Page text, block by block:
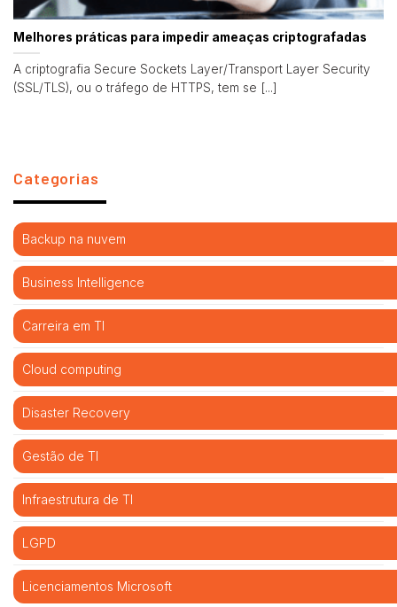
Melhores práticas para impedir ameaças criptografadas
A criptografia Secure Sockets Layer/Transport Layer Security
(SSL/TLS), ou o tráfego de HTTPS, tem se [...]
Categorias
Backup na nuvem
Business Intelligence
Carreira em TI
Cloud computing
Disaster Recovery
Gestão de TI
Infraestrutura de TI
LGPD
Licenciamentos Microsoft